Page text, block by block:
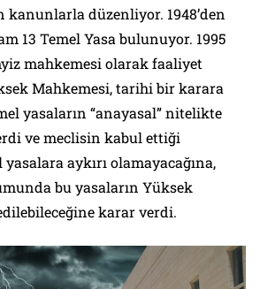
kanunlarla düzenliyor. 1948’den
13 Temel Yasa bulunuyor. 1995
mahkemesi olarak faaliyet
Mahkemesi, tarihi bir karara
yasaların “anayasal” nitelikte
ve meclisin kabul ettiği
aykırı olamayacağına,
bu yasaların Yüksek
karar verdi.